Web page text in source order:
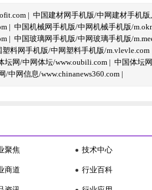
| 中国建材网手机版/中网建材手机版
| 中国机械网手机版/中网机械手机版/
| 中国玻璃网手机版/中网玻璃手机版/
塑料网手机版/中网塑料手机版/m.vlevle.com
坛网/中网体坛/www.oubili.com | 中国体坛
/中网信息/www.chinanews360.com |
聚焦
商道
技术中心
行业百科